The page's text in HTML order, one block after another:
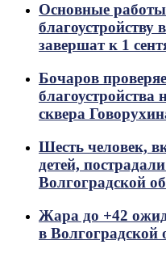
Основные
благоустройству
завершат к 1
Бочаров
благоустройства
сквера
Шесть человек,
детей,
Волгоградской
Жара до +42
в Волгоградской